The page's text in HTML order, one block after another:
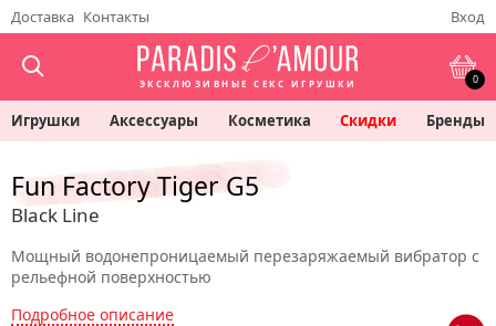
Доставка Контакты Вход
ЭКСКЛЮЗИВНЫЕ СЕКС ИГРУШКИ 0
Игрушки Аксессуары Косметика Скидки Бренды
Fun Factory Tiger G5
Black Line
Мощный водонепроницаемый перезаряжаемый вибратор с
рельефной поверхностью
Подробное описание